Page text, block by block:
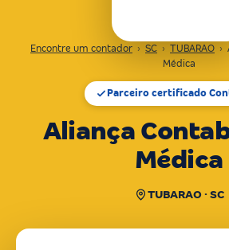
Encontre um contador › SC › TUBARAO ›
Médica
Parceiro certificado
Aliança
Médica
TUBARAO · SC